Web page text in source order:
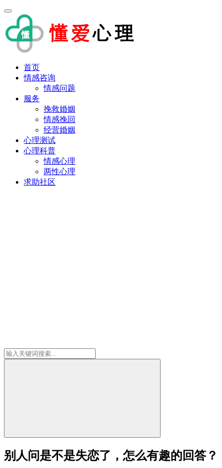
首页
情感咨询
情感问题
服务
挽救婚姻
情感挽回
经营婚姻
心理测试
心理科普
情感心理
两性心理
求助社区
别人问是不是失恋了，怎么有趣的回答？